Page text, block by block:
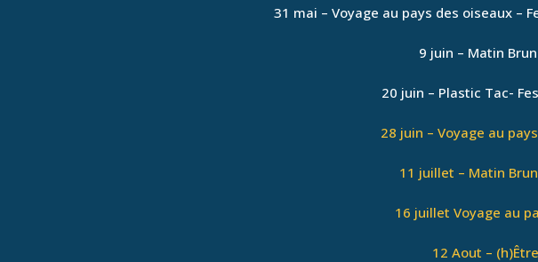
31 mai – Voyage au pays des oiseaux –
9 juin – Matin
20 juin – Plastic Tac-
28 juin – Voyage au
11 juillet – Matin
16 juillet Voyage au
12 Aout –